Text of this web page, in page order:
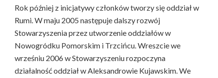
Rok później z inicjatywy członków tworzy się oddział w
Rumi. W maju 2005 następuje dalszy rozwój
Stowarzyszenia przez utworzenie oddziałów w
Nowogródku Pomorskim i Trzcińcu. Wreszcie we
wrześniu 2006 w Stowarzyszeniu rozpoczyna
działalność oddział w Aleksandrowie Kujawskim. We